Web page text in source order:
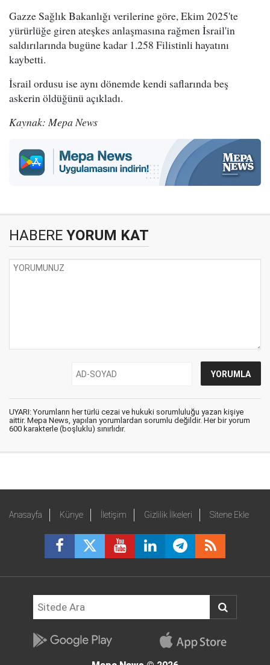
Gazze Sağlık Bakanlığı verilerine göre, Ekim 2025'te
yürürlüğe giren ateşkes anlaşmasına rağmen İsrail'in
saldırılarında bugüne kadar 1.258 Filistinli hayatını
kaybetti.
İsrail ordusu ise aynı dönemde kendi saflarında beş
askerin öldüğünü açıkladı.
Kaynak: Mepa News
HABERE YORUM KAT
UYARI: Yorumların her türlü cezai ve hukuki sorumluluğu yazan kişiye
aittir. Mepa News, yapılan yorumlardan sorumlu değildir. Her bir yorum
600 karakterle (boşluklu) sınırlıdır.
Anasayfa Künye İletişim Gizlilik İlkeleri Sitene Ekle